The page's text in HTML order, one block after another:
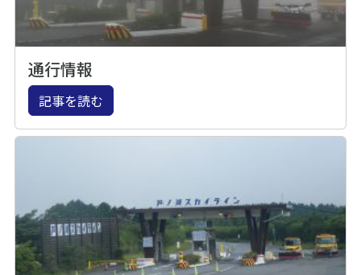
通行情報
記事を読む